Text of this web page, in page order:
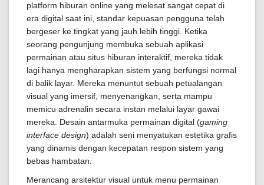
platform hiburan online yang melesat sangat cepat di
era digital saat ini, standar kepuasan pengguna telah
bergeser ke tingkat yang jauh lebih tinggi. Ketika
seorang pengunjung membuka sebuah aplikasi
permainan atau situs hiburan interaktif, mereka tidak
lagi hanya mengharapkan sistem yang berfungsi normal
di balik layar. Mereka menuntut sebuah petualangan
visual yang imersif, menyenangkan, serta mampu
memicu adrenalin secara instan melalui layar gawai
mereka. Desain antarmuka permainan digital (gaming
interface design) adalah seni menyatukan estetika grafis
yang dinamis dengan kecepatan respon sistem yang
bebas hambatan.
Merancang arsitektur visual untuk menu permainan